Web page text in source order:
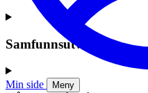
Min side Meny
Samfunnsutvikling